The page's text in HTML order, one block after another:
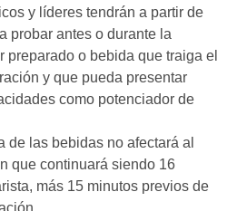
y líderes tendrán a partir de
probar antes o durante la
preparado o bebida que traiga el
y que pueda presentar
como potenciador de
de las bebidas no afectará al
que continuará siendo 16
más 15 minutos previos de